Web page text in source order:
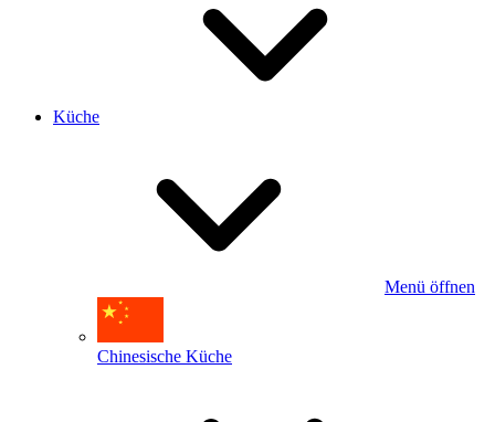
Küche
Menü öffnen
Chinesische Küche